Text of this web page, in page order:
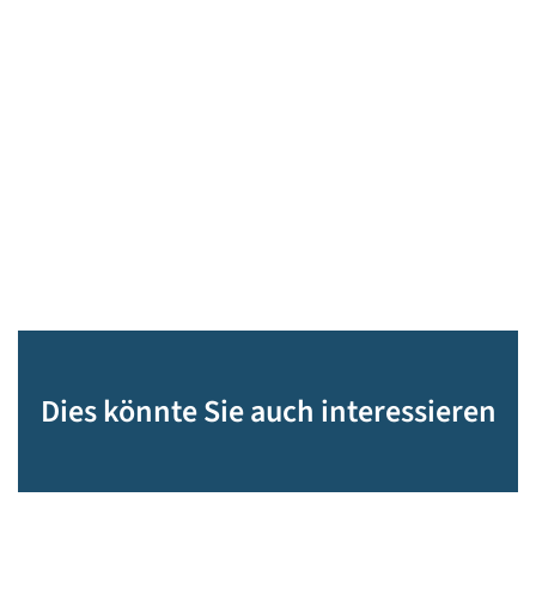
Dies könnte Sie auch interessieren